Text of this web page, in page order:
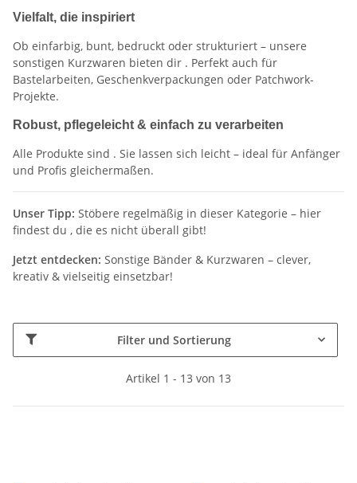
Vielfalt, die inspiriert
Ob einfarbig, bunt, bedruckt oder strukturiert – unsere
sonstigen Kurzwaren bieten dir . Perfekt auch für
Bastelarbeiten, Geschenkverpackungen oder Patchwork-
Projekte.
Robust, pflegeleicht & einfach zu verarbeiten
Alle Produkte sind . Sie lassen sich leicht – ideal für Anfänger
und Profis gleichermaßen.
Unser Tipp: Stöbere regelmäßig in dieser Kategorie – hier
findest du , die es nicht überall gibt!
Jetzt entdecken: Sonstige Bänder & Kurzwaren – clever,
kreativ & vielseitig einsetzbar!
Filter und Sortierung
Artikel 1 - 13 von 13